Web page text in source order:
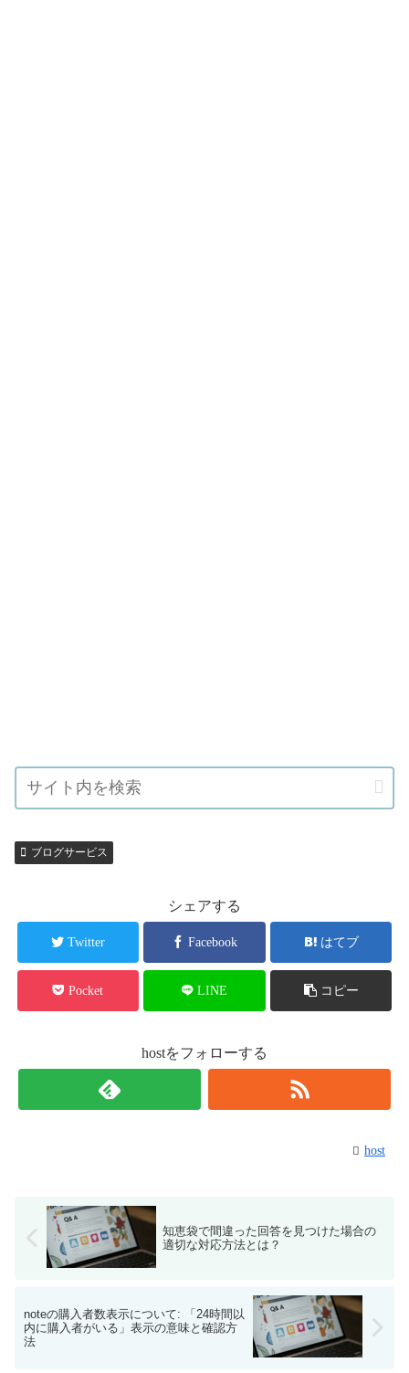
ブログサービス
シェアする
Twitter Facebook はてブ
Pocket LINE コピー
hostをフォローする
host
知恵袋で間違った回答を見つけた場合の
適切な対応方法とは？
noteの購入者数表示について: 「24時間以
内に購入者がいる」表示の意味と確認方
法